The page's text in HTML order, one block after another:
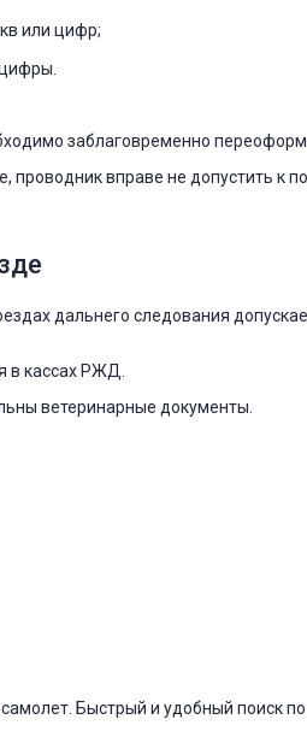
или цифр;
заблаговременно
вправе не допустить к
дальнего следования
в кассах РЖД.
ветеринарные документы.
Быстрый и удобный поиск